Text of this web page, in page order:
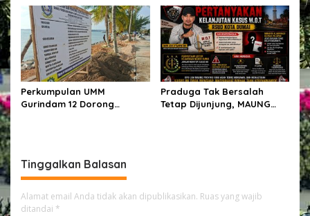
Wahau, Perkuat Sinergi
Ketahanan Pangan
Perkumpulan UMM
Gurindam 12 Dorong
Pengawasan
Praduga Tak Bersalah
Tetap Dijunjung, MAUNG
Tinggalkan Balasan
Alamat email Anda tidak akan dipublikasikan. Ruas yang wajib
ditandai *